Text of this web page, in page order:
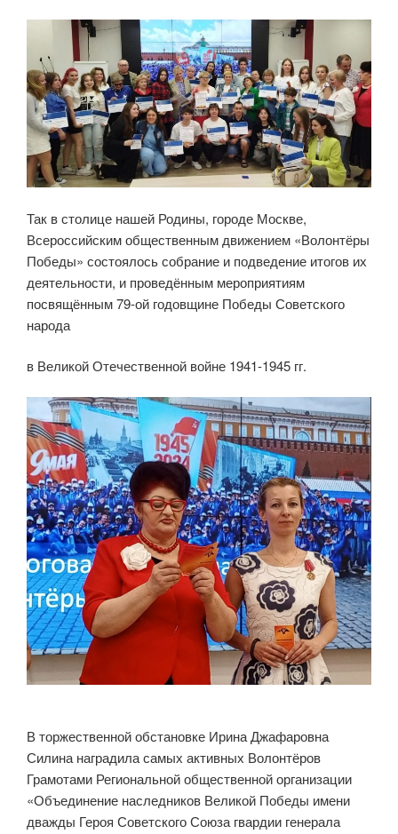
Так в столице нашей Родины, городе Москве,
Всероссийским общественным движением «Волонтёры
Победы» состоялось собрание и подведение итогов их
деятельности, и проведённым мероприятиям
посвящённым 79-ой годовщине Победы Советского
народа
в Великой Отечественной войне 1941-1945 гг.
В торжественной обстановке Ирина Джафаровна
Силина наградила самых активных Волонтёров
Грамотами Региональной общественной организации
«Объединение наследников Великой Победы имени
дважды Героя Советского Союза гвардии генерала